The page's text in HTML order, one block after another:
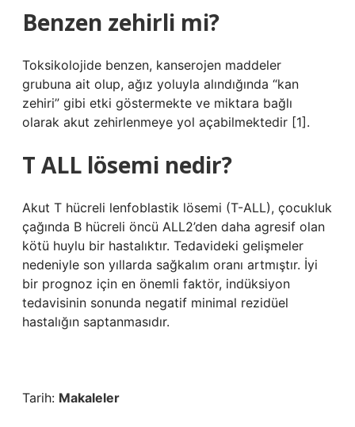
Benzen zehirli mi?
Toksikolojide benzen, kanserojen maddeler
grubuna ait olup, ağız yoluyla alındığında “kan
zehiri” gibi etki göstermekte ve miktara bağlı
olarak akut zehirlenmeye yol açabilmektedir [1].
T ALL lösemi nedir?
Akut T hücreli lenfoblastik lösemi (T-ALL), çocukluk
çağında B hücreli öncü ALL2’den daha agresif olan
kötü huylu bir hastalıktır. Tedavideki gelişmeler
nedeniyle son yıllarda sağkalım oranı artmıştır. İyi
bir prognoz için en önemli faktör, indüksiyon
tedavisinin sonunda negatif minimal rezidüel
hastalığın saptanmasıdır.
Tarih: Makaleler